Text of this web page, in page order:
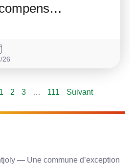
26
1 2 3 … 111 Suivant
— Une commune d’exception